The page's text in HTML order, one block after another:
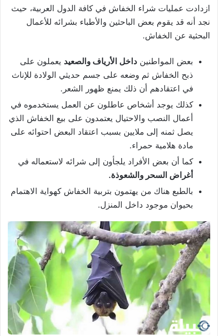
ازدادت عمليات شراء الخفاش في كافة الدول العربية، حيث
نجد أنه قد يقوم بعض الباحثين والأطباء بشرائه للأعمال
البحثية عن الخفاش.
بعض المواطنين داخل الأرياف والصعيد يعملون على
ذبح الخفاش ثم وضعه على جسم حديثي الولادة للإناث
في اعتقادهم أن ذلك يمنع ظهور الشعر.
كذلك يوجد أشخاص عاطلون عن العمل يستخدموه في
أعمال النصب والاحتيال يعتمدون على بيع الخفاش الذي
يصل ثمنه إلى ملايين بسبب اعتقاد البعض احتوائه على
مادة هلامية حمراء.
كما أن بعض الأفراد يلجأون إلى شرائه لاستعماله في
أغراض السحر والشعوذة.
بالطبع هناك من يهتمون بتربية الخفاش كهواية الاهتمام
بحيوان موجود داخل المنزل.